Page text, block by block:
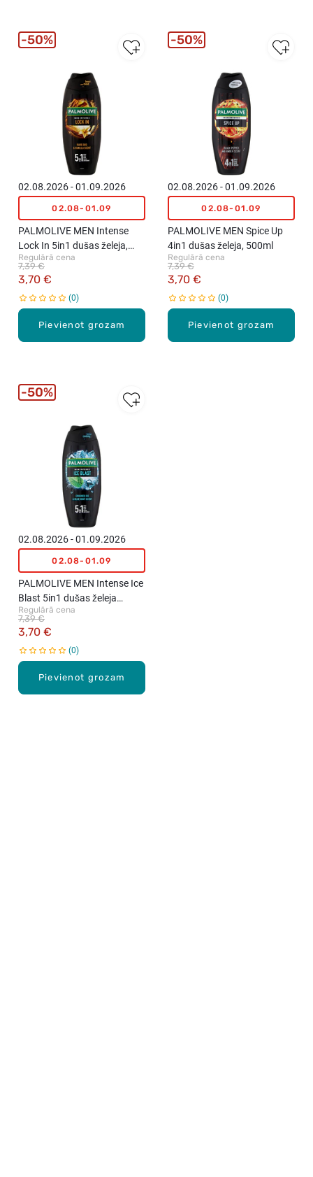
Pievienot grozam
02.08.2026 - 01.09.2026
02.08-01.09
PALMOLIVE MEN Intense
Lock In 5in1 dušas želeja,
500ml
Regulārā cena
3,70 €
7,39 €
0
50%
Pievienot grozam
02.08.2026 - 01.09.2026
02.08-01.09
PALMOLIVE MEN Spice Up
4in1 dušas želeja, 500ml
Regulārā cena
3,70 €
7,39 €
0
50%
Pievienot grozam
02.08.2026 - 01.09.2026
02.08-01.09
PALMOLIVE MEN Intense Ice
Blast 5in1 dušas želeja
vīriešiem, 500ml
Regulārā cena
3,70 €
7,39 €
0
50%